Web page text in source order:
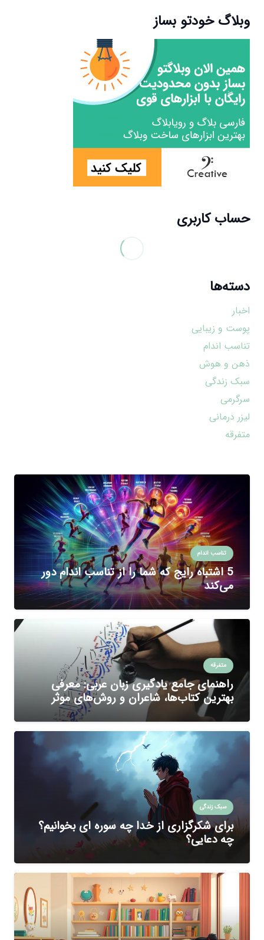
وبلاگ خودتو بساز
حساب کاربری
دسته‌ها
اخبار
پوست و زیبایی
تناسب اندام
ذهن و هوش
سبک زندگی
سرگرمی
لیزر درمانی
متفرقه
تناسب اندام
5 اشتباه رایج که شما را از تناسب اندام دور
می‌کند
متفرقه
راهنمای جامع یادگیری زبان عربی: معرفی
بهترین کتاب‌ها، شاعران و روش‌های موثر
سبک زندگی
برای شکرگزاری از خدا چه سوره ای بخوانیم؟
چه دعایی؟